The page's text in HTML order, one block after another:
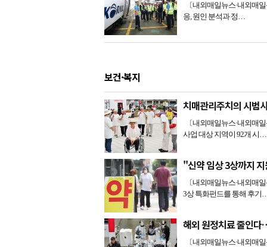
〔내외매일뉴스·내외매
응, 원인 분석과 정…
보건·복지
치매관리주치의 시범
〔내외매일뉴스·내외매
사업 대상 지역이 92개 시…
"신약 임상 3상까지
〔내외매일뉴스·내외매
3상 특화펀드를 통해 후기
해외 원정치료 줄인
〔내외매일뉴스·내외매